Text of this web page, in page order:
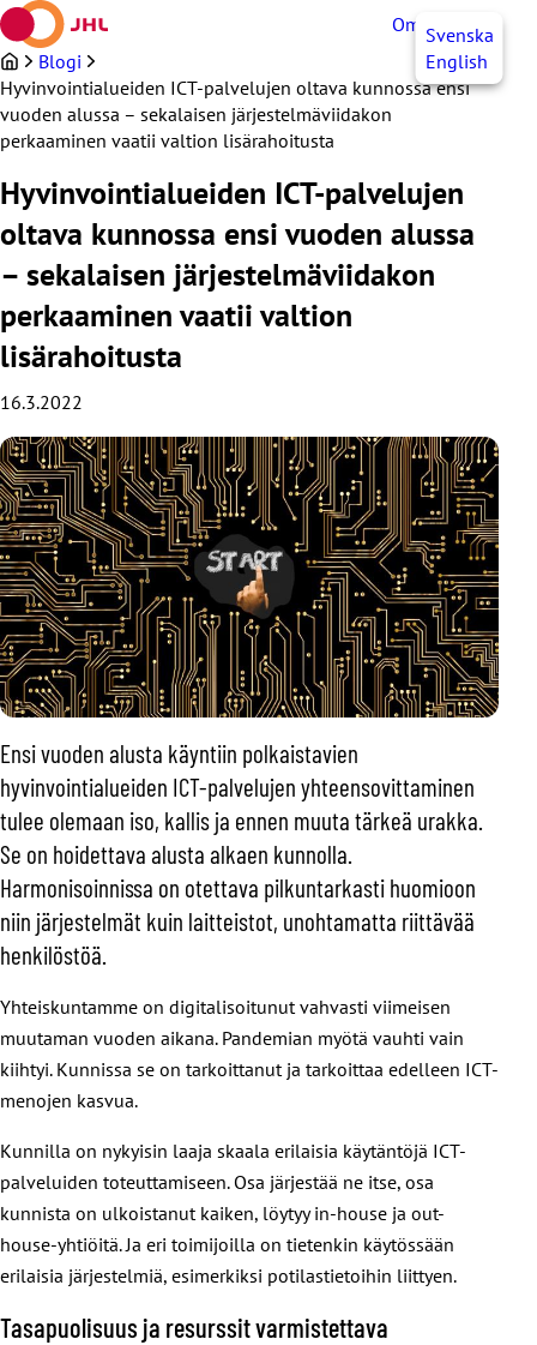
Siirry
sisältöön
OmaJHLSvenska
English
Blogi
Hyvinvointialueiden ICT-palvelujen oltava kunnossa ensi
vuoden alussa – sekalaisen järjestelmäviidakon
perkaaminen vaatii valtion lisärahoitusta
Hyvinvointialueiden ICT-palvelujen
oltava kunnossa ensi vuoden alussa
– sekalaisen järjestelmäviidakon
perkaaminen vaatii valtion
lisärahoitusta
16.3.2022
Ensi vuoden alusta käyntiin polkaistavien
hyvinvointialueiden ICT-palvelujen yhteensovittaminen
tulee olemaan iso, kallis ja ennen muuta tärkeä urakka.
Se on hoidettava alusta alkaen kunnolla.
Harmonisoinnissa on otettava pilkuntarkasti huomioon
niin järjestelmät kuin laitteistot, unohtamatta riittävää
henkilöstöä.
Yhteiskuntamme on digitalisoitunut vahvasti viimeisen
muutaman vuoden aikana. Pandemian myötä vauhti vain
kiihtyi. Kunnissa se on tarkoittanut ja tarkoittaa edelleen ICT-
menojen kasvua.
Kunnilla on nykyisin laaja skaala erilaisia käytäntöjä ICT-
palveluiden toteuttamiseen. Osa järjestää ne itse, osa
kunnista on ulkoistanut kaiken, löytyy in-house ja out-
house-yhtiöitä. Ja eri toimijoilla on tietenkin käytössään
erilaisia järjestelmiä, esimerkiksi potilastietoihin liittyen.
Tasapuolisuus ja resurssit varmistettava